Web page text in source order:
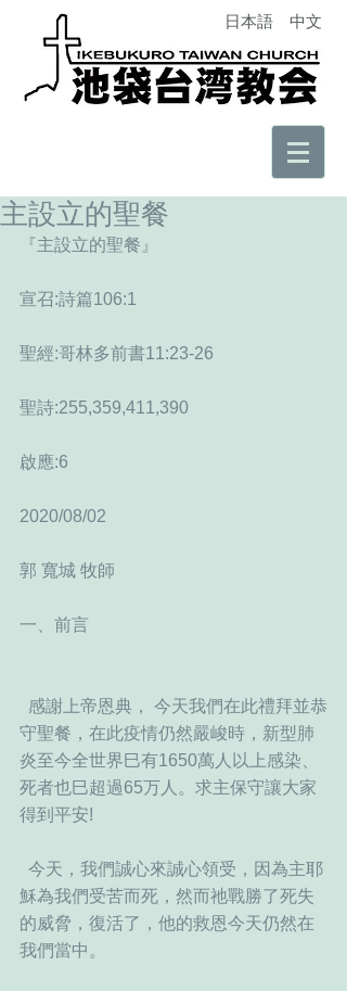
日本語 中文
主設立的聖餐
『主設立的聖餐』
宣召:詩篇106:1
聖經:哥林多前書11:23-26
聖詩:255,359,411,390
啟應:6
2020/08/02
郭 寬城 牧師
一、前言
守聖餐，在此疫情仍然嚴峻時，新型肺
炎至今全世界巳有1650萬人以上感染、
死者也巳超過65万人。求主保守讓大家
得到平安!
穌為我們受苦而死，然而祂戰勝了死失
的威脅，復活了，他的救恩今天仍然在
我們當中。